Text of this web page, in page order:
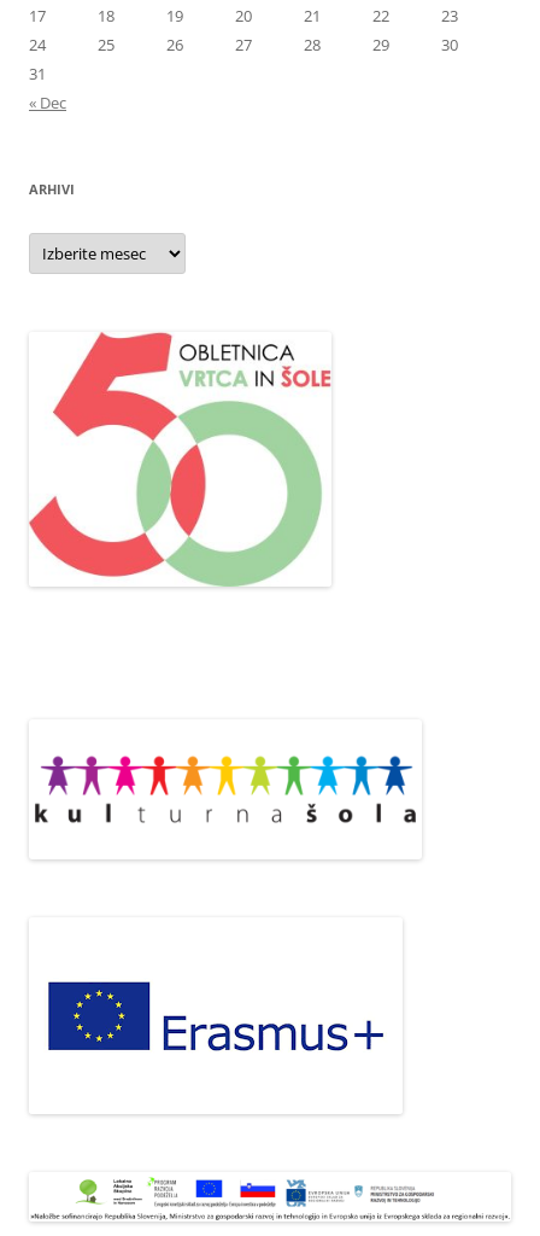
17
18 19 20 21 22
23
24
25 26 27 28 29
30
31
« Dec
ARHIVI
Arhivi